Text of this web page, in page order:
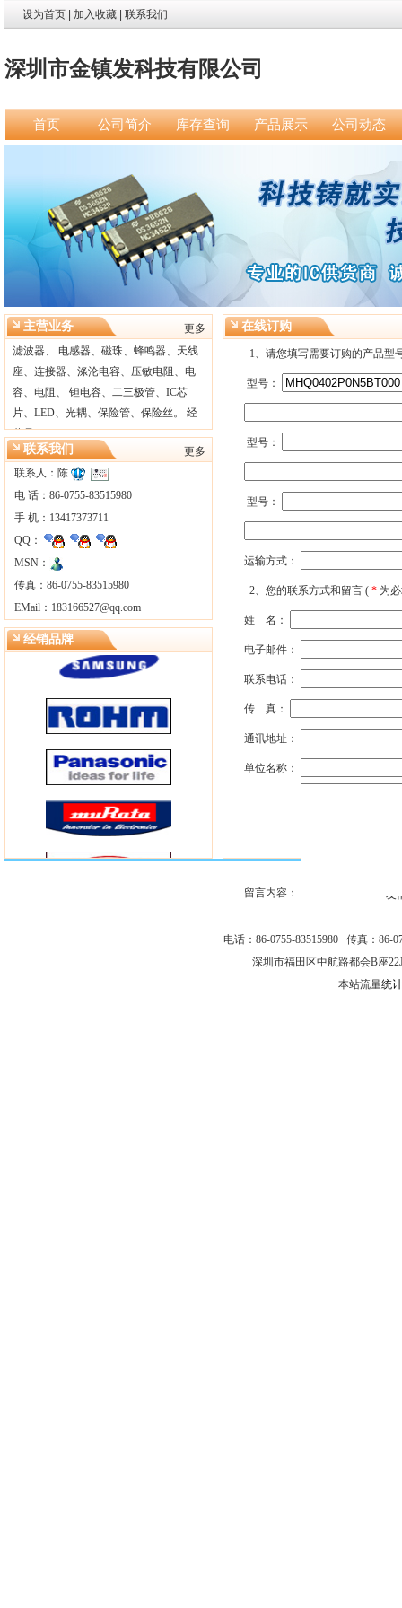
设为首页 加入收藏 联系我们
深圳市金镇发科技有限公司
首页 公司简介 库存查询 产品展示 公司动态
主营业务
更多
滤波器、 电感器、磁珠、蜂鸣器、天线
座、连接器、涤沦电容、压敏电阻、电
容、电阻、 钽电容、二三极管、IC芯
片、LED、光耦、保险管、保险丝。 经
营品…
联系我们
更多
联系人：陈
电 话：86-0755-83515980
手 机：13417373711
QQ：
MSN：
传真：86-0755-83515980
EMail： 183166527@qq.com
经销品牌
在线订购
1、请您填写需要订购的产品型
型号：
型号：
型号：
运输方式：
2、您的联系方式和留言 (* 为
姓 名：
电子邮件：
联系电话：
传 真：
通讯地址：
单位名称：
留言内容： 友
电话：86-0755-83515980 传真：86-
深圳市福田区中航路都会B座
本站流量统计